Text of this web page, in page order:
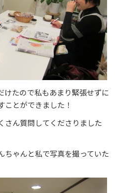
けたので私もあまり緊張せずに
とができました！
さん質問してくださりました
ちゃんと私で写真を撮っていた